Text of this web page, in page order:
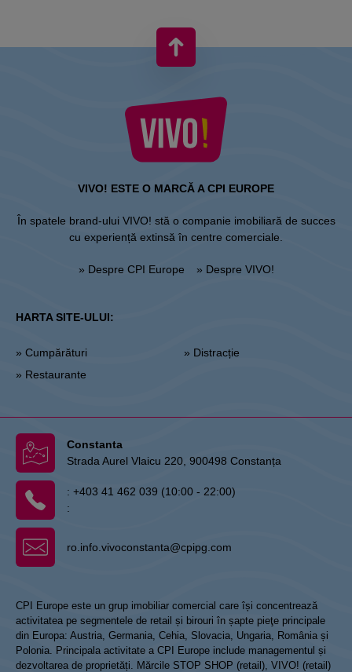
VIVO! ESTE O MARCĂ A CPI EUROPE
În spatele brand-ului VIVO! stă o companie imobiliară de succes
cu experiență extinsă în centre comerciale.
» Despre CPI Europe » Despre VIVO!
HARTA SITE-ULUI:
» Cumpărături
» Restaurante
» Distracție
Constanta
Strada Aurel Vlaicu 220, 900498 Constanța
: +403 41 462 039 (10:00 - 22:00)
:
ro.info.vivoconstanta@cpipg.com
CPI Europe este un grup imobiliar comercial care își concentrează
activitatea pe segmentele de retail și birouri în șapte pieţe principale
din Europa: Austria, Germania, Cehia, Slovacia, Ungaria, România și
Polonia. Principala activitate a CPI Europe include managementul și
dezvoltarea de proprietăți. Mărcile STOP SHOP (retail), VIVO! (retail)